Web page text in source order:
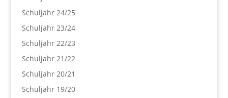
Schuljahr 24/25
Schuljahr 23/24
Schuljahr 22/23
Schuljahr 21/22
Schuljahr 20/21
Schuljahr 19/20